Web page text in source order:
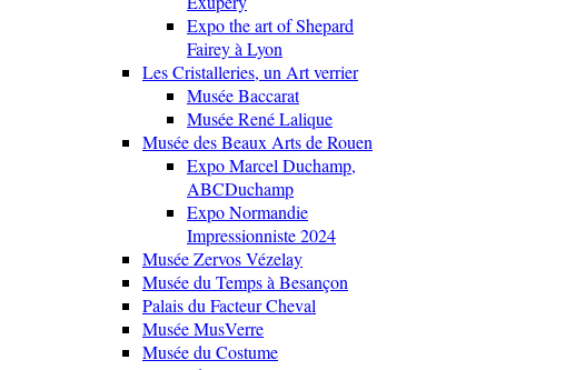
Expo the art of Shepard
Fairey à Lyon
Les Cristalleries, un Art verrier
Musée Baccarat
Musée René Lalique
Musée des Beaux Arts de Rouen
Expo Marcel Duchamp,
ABCDuchamp
Expo Normandie
Impressionniste 2024
Musée Zervos Vézelay
Musée du Temps à Besançon
Palais du Facteur Cheval
Musée MusVerre
Musée du Costume